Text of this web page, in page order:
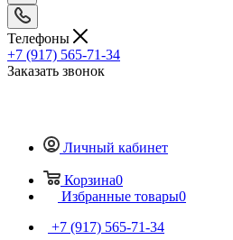
Телефоны
+7 (917) 565-71-34
Заказать звонок
Личный кабинет
Корзина0
Избранные товары0
+7 (917) 565-71-34